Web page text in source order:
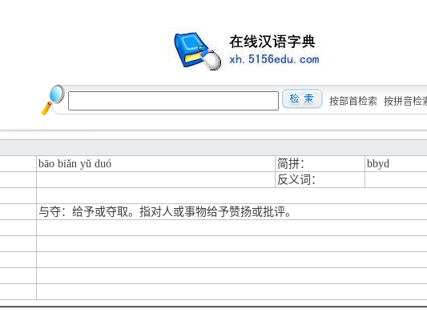
按部首检索 按拼音检
bāo biǎn yǔ duó 简拼：
bbyd
反义词：
与夺：给予或夺取。指对人或事物给予赞扬或批评。